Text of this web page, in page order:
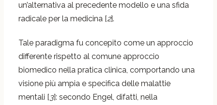
un’alternativa al precedente modello e una sfida
radicale per la medicina [2].
Tale paradigma fu concepito come un approccio
differente rispetto al comune approccio
biomedico nella pratica clinica, comportando una
visione più ampia e specifica delle malattie
mentali [3]: secondo Engel, difatti, nella